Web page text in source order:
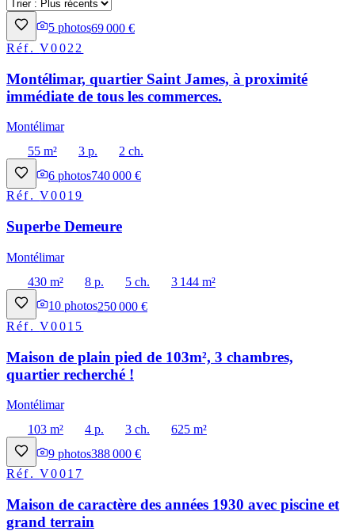
5 photos69 000 €
Réf.V0022
Montélimar, quartier Saint James, à proximité
immédiate de tous les commerces.
Montélimar
55 m²
3 p.
2 ch.
6 photos740 000 €
Réf.V0019
Superbe Demeure
Montélimar
430 m²
8 p. 5 ch.
3 144 m²
10 photos250 000 €
Réf.V0015
Maison de plain pied de 103m², 3 chambres,
quartier recherché !
Montélimar
103 m²
4 p. 3 ch.
625 m²
9 photos388 000 €
Réf.V0017
Maison de caractère des années 1930 avec piscine et
grand terrain